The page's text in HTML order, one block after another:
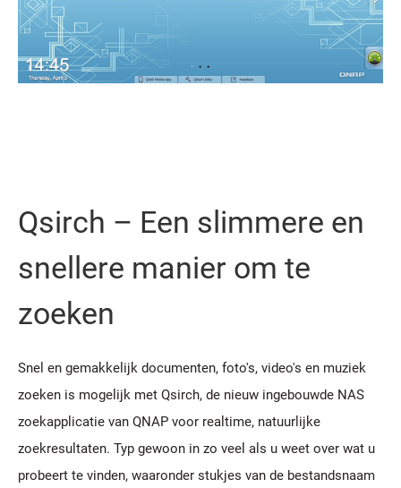
Qsirch – Een slimmere en
snellere manier om te
zoeken
Snel en gemakkelijk documenten, foto's, video's en muziek
zoeken is mogelijk met Qsirch, de nieuw ingebouwde NAS
zoekapplicatie van QNAP voor realtime, natuurlijke
zoekresultaten. Typ gewoon in zo veel als u weet over wat u
probeert te vinden, waaronder stukjes van de bestandsnaam